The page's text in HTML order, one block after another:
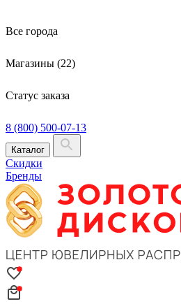
Все города
Магазины (22)
Статус заказа
8 (800) 500-07-13
Каталог
Скидки
Бренды